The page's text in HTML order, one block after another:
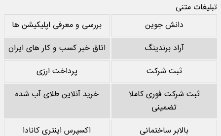
تبلیغات متنی
دانش جوین
بررسی و معرفی اپلیکیشن ها
آراد برندینگ
اتاق خبر کسب و کار های ایران
ثبت شرکت
پرداخت ارزی
ثبت شرکت فوری کاملا
تضمینی
خرید آنلاین طلای آب شده
بالابر ساختمانی
اکسپرس اینتری کانادا